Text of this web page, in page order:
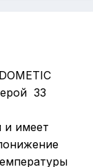
33
и имеет